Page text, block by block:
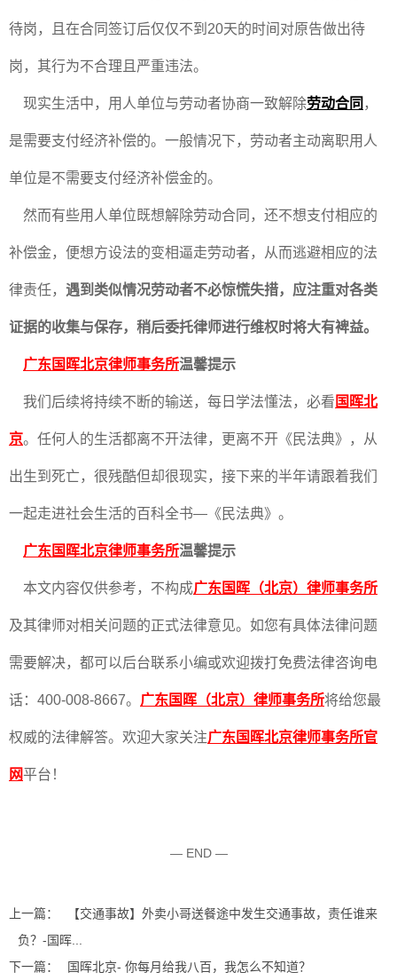
待岗，且在合同签订后仅仅不到20天的时间对原告做出待
岗，其行为不合理且严重违法。
现实生活中，用人单位与劳动者协商一致解除劳动合同 ，
是需要支付经济补偿的。一般情况下，劳动者主动离职用人
单位是不需要支付经济补偿金的。
然而有些用人单位既想解除劳动合同，还不想支付相应的
补偿金，便想方设法的变相逼走劳动者，从而逃避相应的法
律责任， 遇到类似情况劳动者不必惊慌失措，应注重对各类
证据的收集与保存，稍后委托律师进行维权时将大有裨益。
广东国晖北京律师事务所温馨提示
我们后续将持续不断的输送，每日学法懂法，必看 国晖北
京。任何人的生活都离不开法律，更离不开《民法典》，从
出生到死亡，很残酷但却很现实，接下来的半年请跟着我们
一起走进社会生活的百科全书—《民法典》。
广东国晖北京律师事务所温馨提示
本文内容仅供参考，不构成广东国晖（北京）律师事务所
及其律师对相关问题的正式法律意见。如您有具体法律问题
需要解决，都可以后台联系小编或欢迎拨打免费法律咨询电
话：400-008-8667。 广东国晖（北京）律师事务所将给您最
权威的法律解答。欢迎大家关注广东国晖北京律师事务所官
网平台！
— END —
上一篇：
【交通事故】外卖小哥送餐途中发生交通事故，责任谁来
负？-国晖...
下一篇：
国晖北京- 你每月给我八百，我怎么不知道？